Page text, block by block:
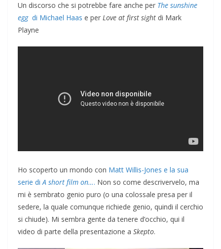
Un discorso che si potrebbe fare anche per The sunshine
egg di Michael Haas e per Love at first sight di Mark
Playne
Ho scoperto un mondo con Matt Willis-Jones e la sua
serie diA short film on…. Non so come descrivervelo, ma
mi è sembrato genio puro (o una colossale presa per il
sedere, la quale comunque richiede genio, quindi il cerchio
si chiude). Mi sembra gente da tenere d’occhio, qui il
video di parte della presentazione a Skepto.